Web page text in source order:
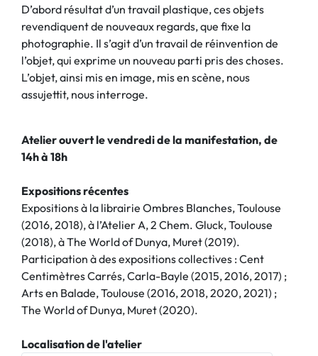
D’abord résultat d’un travail plastique, ces objets
revendiquent de nouveaux regards, que fixe la
photographie. Il s’agit d’un travail de réinvention de
l’objet, qui exprime un nouveau parti pris des choses.
L’objet, ainsi mis en image, mis en scène, nous
assujettit, nous interroge.
Atelier ouvert le vendredi de la manifestation, de
14h à 18h
Expositions récentes
Expositions à la librairie Ombres Blanches, Toulouse
(2016, 2018), à l’Atelier A, 2 Chem. Gluck, Toulouse
(2018), à The World of Dunya, Muret (2019).
Participation à des expositions collectives : Cent
Centimètres Carrés, Carla-Bayle (2015, 2016, 2017) ;
Arts en Balade, Toulouse (2016, 2018, 2020, 2021) ;
The World of Dunya, Muret (2020).
Localisation de l'atelier